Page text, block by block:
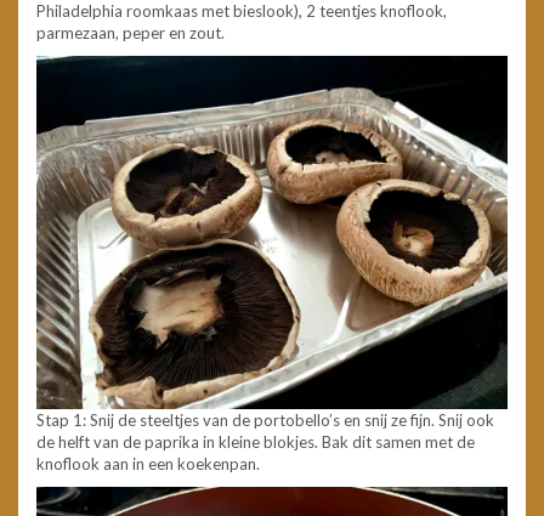
Philadelphia roomkaas met bieslook), 2 teentjes knoflook,
parmezaan, peper en zout.
Stap 1: Snij de steeltjes van de portobello’s en snij ze fijn. Snij ook
de helft van de paprika in kleine blokjes. Bak dit samen met de
knoflook aan in een koekenpan.